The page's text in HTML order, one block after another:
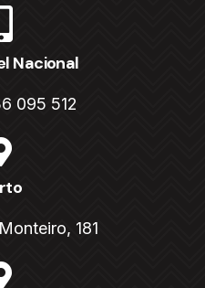
Nacional
095 512
181